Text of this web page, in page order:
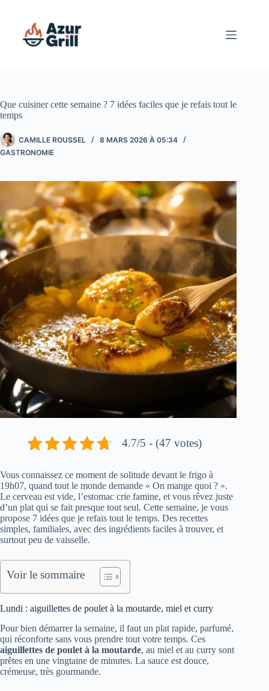
Que cuisiner cette semaine ? 7 idées faciles que je refais tout le
temps
CAMILLE ROUSSEL
8 MARS 2026 À 05:34
GASTRONOMIE
4.7/5 - (47 votes)
Vous connaissez ce moment de solitude devant le frigo à
19h07, quand tout le monde demande « On mange quoi ? ».
Le cerveau est vide, l’estomac crie famine, et vous rêvez juste
d’un plat qui se fait presque tout seul. Cette semaine, je vous
propose 7 idées que je refais tout le temps. Des recettes
simples, familiales, avec des ingrédients faciles à trouver, et
surtout peu de vaisselle.
Voir le sommaire
Lundi : aiguillettes de poulet à la moutarde, miel et curry
Pour bien démarrer la semaine, il faut un plat rapide, parfumé,
qui réconforte sans vous prendre tout votre temps. Ces
aiguillettes de poulet à la moutarde, au miel et au curry sont
prêtes en une vingtaine de minutes. La sauce est douce,
crémeuse, très gourmande.